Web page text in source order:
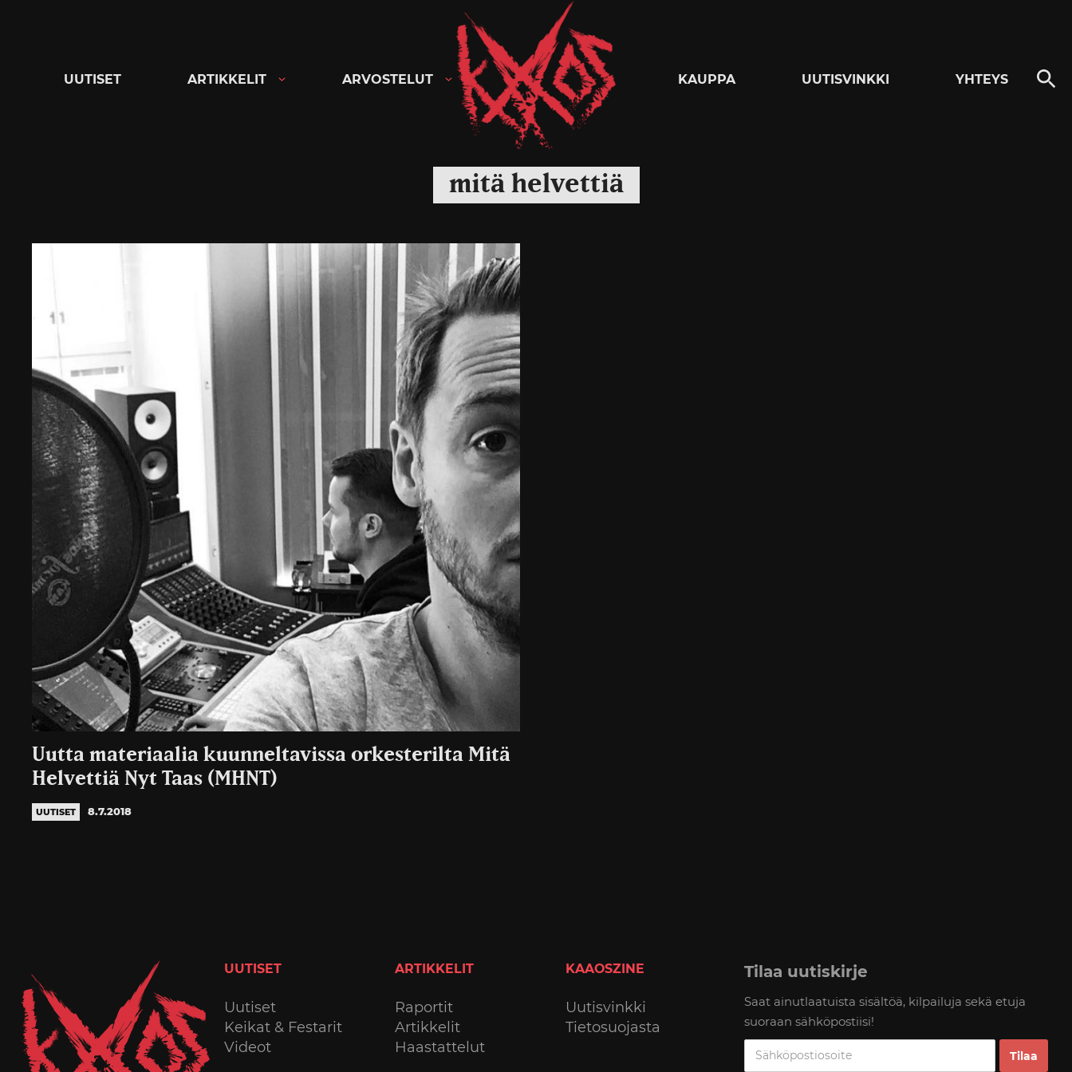
Kaaoszine
UUTISET ARTIKKELIT ARVOSTELUT KAUPPA UUTISVINKKI YHTEYS
mitä helvettiä
Uutta materiaalia kuunneltavissa orkesterilta Mitä
Helvettiä Nyt Taas (MHNT)
UUTISET 8.7.2018
UUTISET
Uutiset
Keikat & Festarit
Videot
ARTIKKELIT
Raportit
Artikkelit
Haastattelut
KAAOSZINE
Uutisvinkki
Tietosuojasta
Tilaa uutiskirje
Saat ainutlaatuista sisältöä, kilpailuja sekä etuja
suoraan sähköpostiisi!